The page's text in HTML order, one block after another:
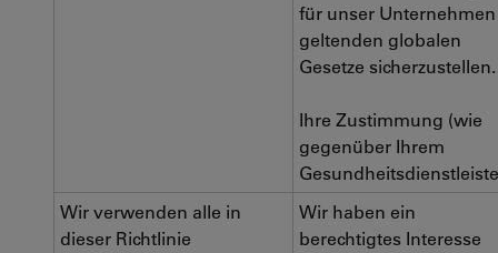
für unser Unternehmen
geltenden globalen
Gesetze sicherzustellen.
Ihre Zustimmung (wie
gegenüber Ihrem
Wir verwenden alle in
dieser Richtlinie
Wir haben ein
berechtigtes Interesse